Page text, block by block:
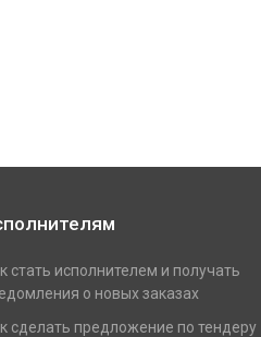
стать исполнителем и получать
о новых заказах
сделать предложение по тендеру